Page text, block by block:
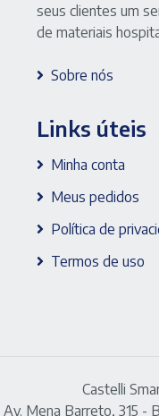
seus clientes um
de materiais
Sobre nós
Links úteis
Minha conta
Meus pedidos
Política de
Termos de uso
Castelli
Av. Mena Barreto, 315 -